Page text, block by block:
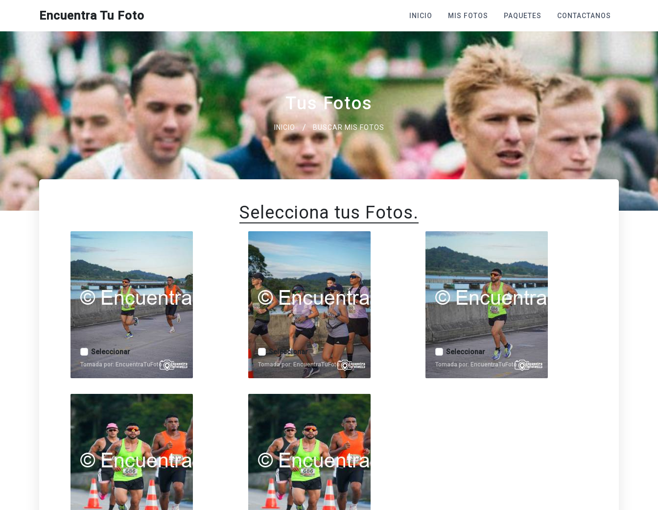
Encuentra Tu Foto INICIO MIS FOTOS PAQUETES CONTACTANOS
Tus Fotos
INICIO BUSCAR MIS FOTOS
Selecciona tus Fotos.
Seleccionar
Tomada por: EncuentraTuFoto
Seleccionar
Tomada por: EncuentraTuFoto
Seleccionar
Tomada por: EncuentraTuFoto